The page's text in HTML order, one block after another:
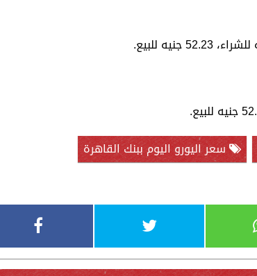
سعر اليورو اليوم ببنك القاهرة